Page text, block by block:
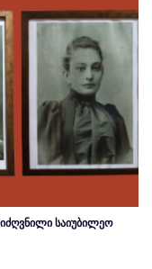
საიუბილეო